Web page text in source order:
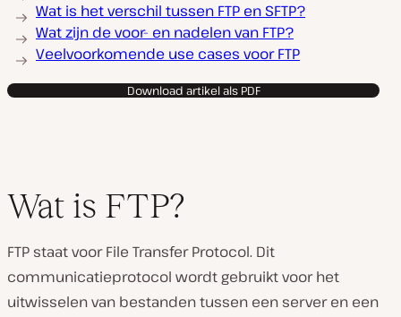
Wat is het verschil tussen FTP en SFTP?
Wat zijn de voor- en nadelen van FTP?
Veelvoorkomende use cases voor FTP
Download artikel als PDF
Wat is FTP?
FTP staat voor File Transfer Protocol. Dit
communicatieprotocol wordt gebruikt voor het
uitwisselen van bestanden tussen een server en een